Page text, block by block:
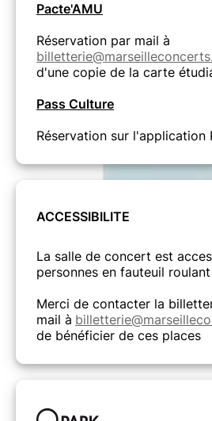
Pacte'AMU
Réservation par mail à
d'une copie de la carte
Pass Culture
Réservation sur l'application
ACCESSIBILITE
La salle de concert est
personnes en fauteuil roulant
Merci de contacter la
mail à
de bénéficier de ces places